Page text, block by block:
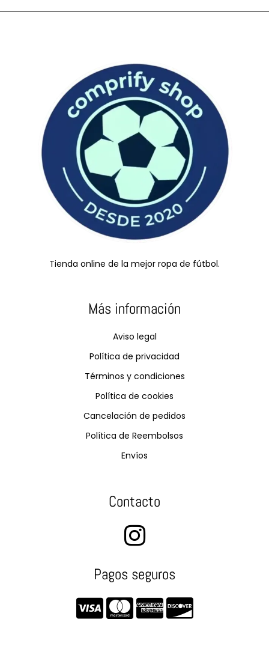
Tienda online de la mejor ropa de fútbol.
Más información
Aviso legal
Política de privacidad
Términos y condiciones
Política de cookies
Cancelación de pedidos
Política de Reembolsos
Envíos
Contacto
Pagos seguros